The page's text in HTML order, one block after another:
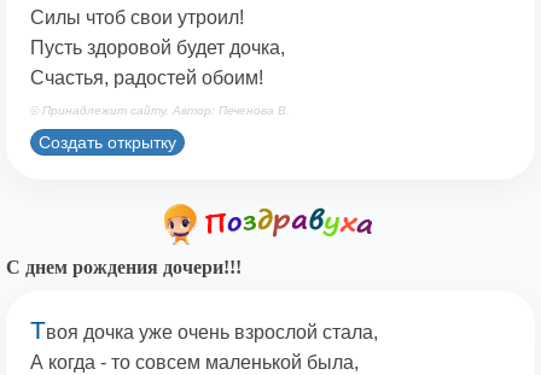
Силы чтоб свои утроил!
Пусть здоровой будет дочка,
Счастья, радостей обоим!
© Принадлежит сайту. Автор: Печенова В.
Создать открытку
С днем рождения дочери!!!
Твоя дочка уже очень взрослой стала,
А когда - то совсем маленькой была,